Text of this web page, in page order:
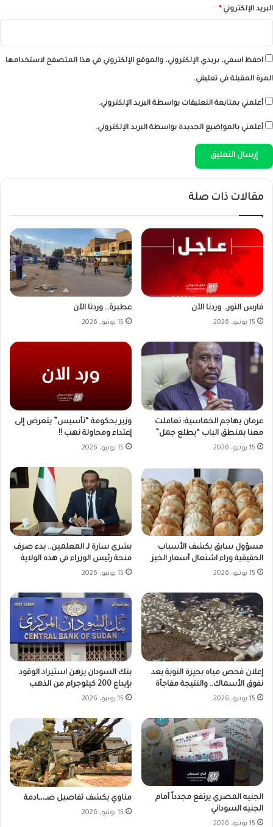
البريد الإلكتروني*
احفظ اسمي، بريدي الإلكتروني، والموقع الإلكتروني في هذا المتصفح لاستخدامها
المرة المقبلة في تعليقي.
أعلمني بمتابعة التعليقات بواسطة البريد الإلكتروني.
أعلمني بالمواضيع الجديدة بواسطة البريد الإلكتروني.
مقالات ذات صلة
فارس النور… وردنا الآن
15 يونيو، 2026
عطبرة… وردنا الآن
15 يونيو، 2026
عرمان يهاجم الخماسية: تعاملت
معنا بمنطق الباب “يطلع جمل”
15 يونيو، 2026
وزير بحكومة “تأسيس” يتعرض إلى
إعتداء ومحاولة نهب !!
15 يونيو، 2026
مسؤول سابق يكشف الأسباب
الحقيقية وراء اشتعال أسعار الخبز
15 يونيو، 2026
بشرى سارة لـ المعلمين.. بدء صرف
منحة رئيس الوزراء في هذه الولاية
15 يونيو، 2026
إعلان فحص مياه بحيرة النوبة بعد
نفوق الأسماك.. والنتيجة مفاجأة
15 يونيو، 2026
بنك السودان يرهن استيراد الوقود
بإيداع 200 كيلوجرام من الذهب
15 يونيو، 2026
الجنيه المصري يرتفع مجدداً أمام
الجنيه السوداني
15 يونيو، 2026
مناوي يكشف تفاصيل صـ،،ـادمة
15 يونيو، 2026